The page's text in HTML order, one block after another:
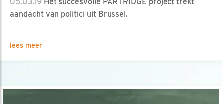
aandacht van politici uit Brussel.
lees meer